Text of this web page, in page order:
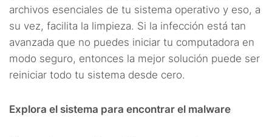
archivos esenciales de tu sistema operativo y eso, a
su vez, facilita la limpieza. Si la infección está tan
avanzada que no puedes iniciar tu computadora en
modo seguro, entonces la mejor solución puede ser
reiniciar todo tu sistema desde cero.
Explora el sistema para encontrar el malware